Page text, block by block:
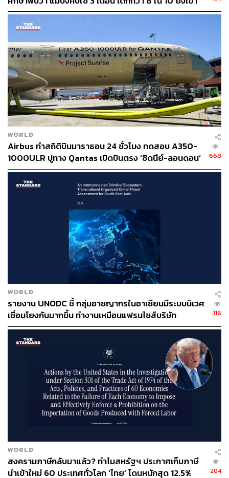
ถึง
WORLD
Airbus ทำสถิติบินมาราธอน 24 ชั่วโมง ทดสอบ A350-
1000ULR ปูทาง Qantas เปิดบินตรง ‘ซิดนีย์-ลอนดอน’
ปี 2027
668
WORLD
รายงาน UNODC ชี้ กลุ่มอาชญากรในอาเซียนมีระบบนิเวศ
เชื่อมโยงกันมากขึ้น ทำงานเหมือนแฟรนไชส์บริษัท
116
WORLD
สงครามภาษีกลับมาแล้ว? ทำไมสหรัฐฯ ประกาศเก็บภาษี
นำเข้าใหม่ 60 ประเทศทั่วโลก ‘ไทย’ โดนหนักสุด 12.5%
204